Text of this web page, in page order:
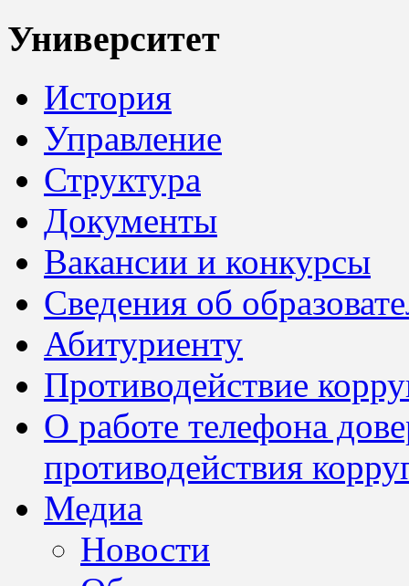
Университет
История
Управление
Структура
Документы
Вакансии и конкурсы
Сведения об
Абитуриенту
Противодействие
О работе телефона
противодействия
Медиа
Новости